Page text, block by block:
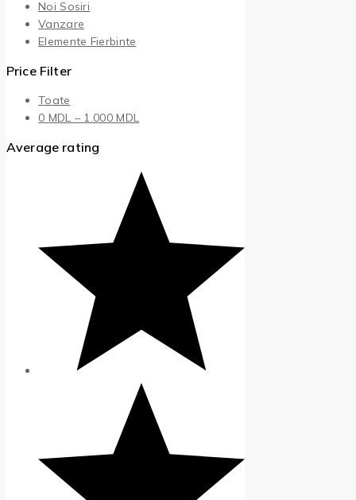
Noi Sosiri
Vanzare
Elemente Fierbinte
Price Filter
Toate
0 MDL – 1.000MDL
0 MDL
până
1.000 MDL
Average rating